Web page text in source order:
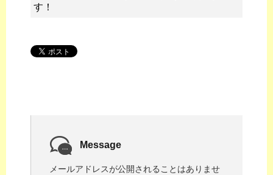
す！
Message
メールアドレスが公開されることはありませ